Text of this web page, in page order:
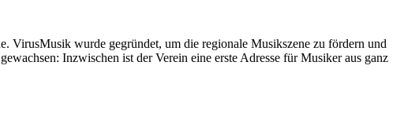
VirusMusik wurde gegründet, um die regionale Musikszene zu fördern und
Inzwischen ist der Verein eine erste Adresse für Musiker aus ganz